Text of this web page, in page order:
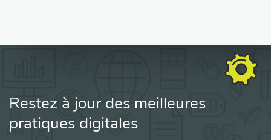
Restez à jour des meilleures
pratiques digitales